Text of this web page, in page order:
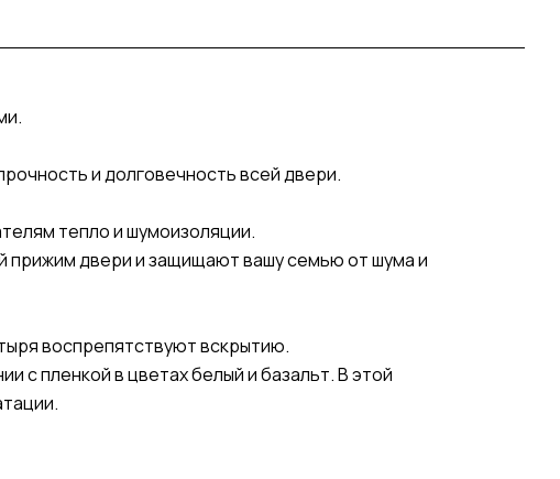
и долговечность всей двери.
тепло и шумоизоляции.
прижим двери и защищают вашу семью от шума и
воспрепятствуют вскрытию.
с пленкой в цветах белый и базальт. В этой